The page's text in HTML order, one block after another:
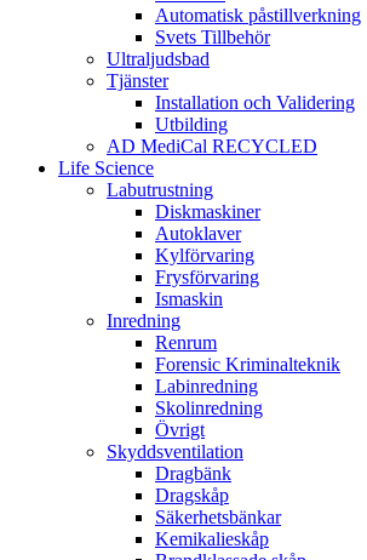
Automatisk påstillverkning
Svets Tillbehör
Ultraljudsbad
Tjänster
Installation och Validering
Utbilding
AD MediCal RECYCLED
Life Science
Labutrustning
Diskmaskiner
Autoklaver
Kylförvaring
Frysförvaring
Ismaskin
Inredning
Renrum
Forensic Kriminalteknik
Labinredning
Skolinredning
Övrigt
Skyddsventilation
Dragbänk
Dragskåp
Säkerhetsbänkar
Kemikalieskåp